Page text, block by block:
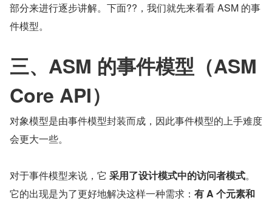
部分来进行逐步讲解。下面??，我们就先来看看 ASM 的事
件模型。
三、ASM 的事件模型（ASM
Core API）
对象模型是由事件模型封装而成，因此事件模型的上手难度
会更大一些。
对于事件模型来说，它 采用了设计模式中的访问者模式。
它的出现是为了更好地解决这样一种需求： 有 A 个元素和